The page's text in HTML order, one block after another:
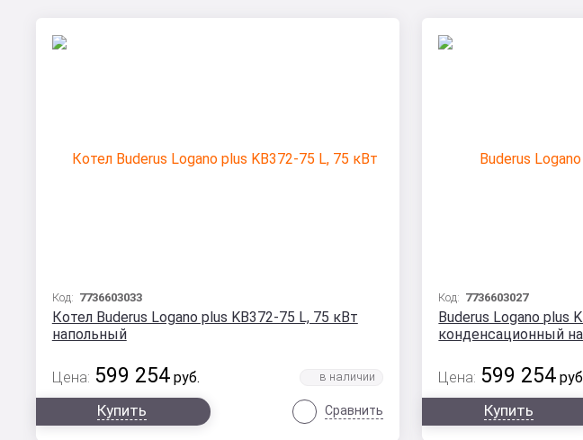
Код: 7736603033
Котел Buderus Logano plus KB372-75 L, 75 кВт
напольный
Цена: 599 254 руб.
Купить Сравнить
Код: 7736603027
Buderus Logano plus
конденсационный
Цена: 599 254
Купить